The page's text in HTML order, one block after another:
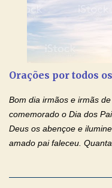
sobre mim e sobre todos
Jesus, que, pelo poder
possamos nos livrar de
prejudicando a nossa
especial, este pedido que
(apresente aqui o seu
coração, confiante que o
ter nos dado o Senhor,
agradeço de coração ao
Orações por todos
Bom dia irmãos e irmãs
comemorado o Dia dos
Deus os abençoe e
amado pai faleceu.